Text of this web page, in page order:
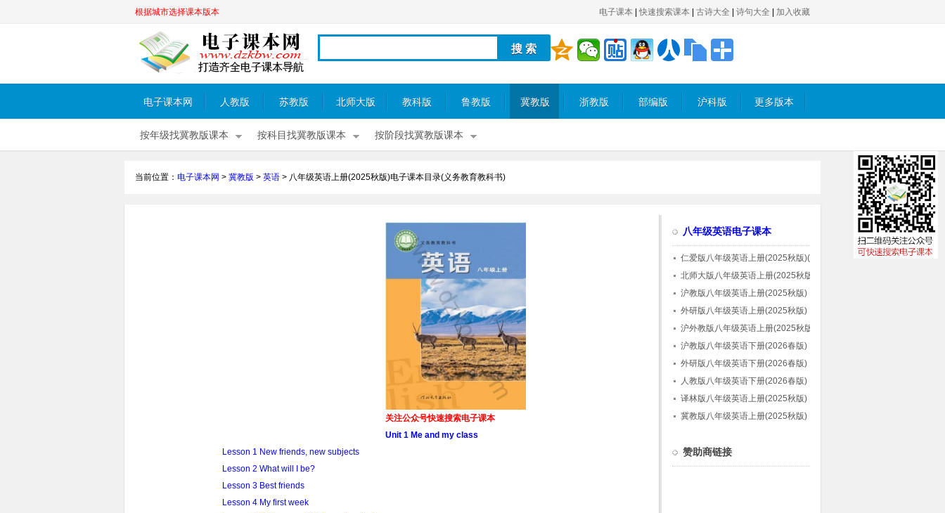
根据城市选择课本版本 电子课本 快速搜索课本 古诗大全 诗句大全 加入收藏
电子课本网 人教版 苏教版 北师大版 教科版 鲁教版 冀教版 浙教版 部编版 沪科版 更多版本
按年级找冀教版课本 按科目找冀教版课本 按阶段找冀教版课本
当前位置： 电子课本网 > 冀教版 > 英语 > 八年级英语上册(2025秋版)电子课本目录(义务教育教科书)
关注公众号快速搜索电子课本
Unit 1 Me and my class
Lesson 1 New friends, new subjects
Lesson 2 What will I be?
Lesson 3 Best friends
Lesson 4 My first week
八年级英语电子课本
仁爱版八年级英语上册(2025秋版)(科普版)
北师大版八年级英语上册(2025秋版)
沪教版八年级英语上册(2025秋版)
外研版八年级英语上册(2025秋版)
沪外教版八年级英语上册(2025秋版)
沪教版八年级英语下册(2026春版)
外研版八年级英语下册(2026春版)
人教版八年级英语下册(2026春版)
译林版八年级英语上册(2025秋版)
冀教版八年级英语上册(2025秋版)
赞助商链接